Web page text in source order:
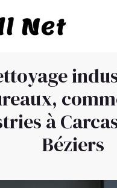
à
Béziers